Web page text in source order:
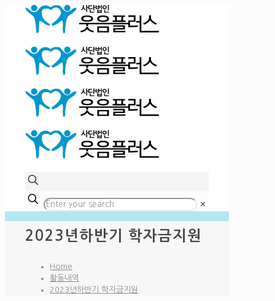
✕
2023년하반기 학자금지원
Home
활동내역
2023년하반기 학자금지원